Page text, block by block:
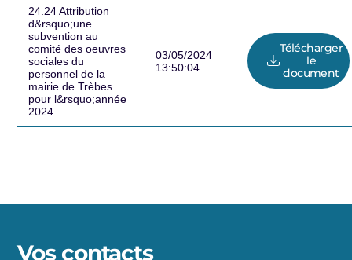
24.24 Attribution
d&rsquo;une
subvention au
comité des oeuvres
sociales du
personnel de la
mairie de Trèbes
pour l&rsquo;année
2024
03/05/2024
13:50:04
Télécharger
le
document
Vos contacts